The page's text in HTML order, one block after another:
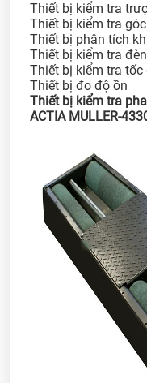
Thiết bị kiểm tra
Thiết bị kiểm tra
Thiết bị phân tích
Thiết bị kiểm tra
Thiết bị kiểm tra tốc
Thiết bị đo độ ồn
Thiết bị kiểm tra
ACTIA MULLER-